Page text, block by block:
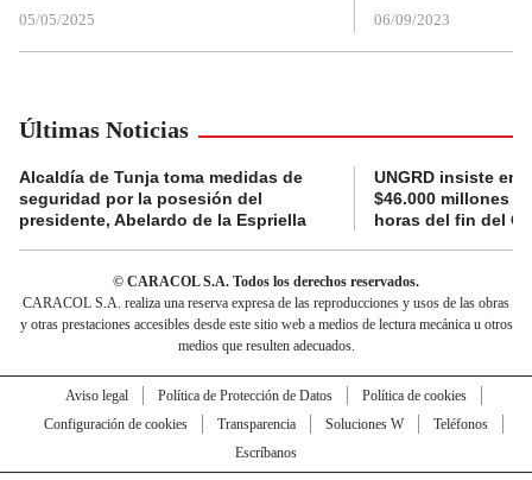
05/05/2025 06/09/2023
Últimas Noticias
Alcaldía de Tunja toma medidas de
seguridad por la posesión del
presidente, Abelardo de la Espriella
UNGRD insiste en
$46.000 millones
horas del fin del
© CARACOL S.A. Todos los derechos reservados.
CARACOL S.A. realiza una reserva expresa de las reproducciones y usos de las obras
y otras prestaciones accesibles desde este sitio web a medios de lectura mecánica u otros
medios que resulten adecuados.
Aviso legal Política de Protección de Datos
Política de cookies
Configuración de cookies
Transparencia Soluciones W
Teléfonos
Escríbanos